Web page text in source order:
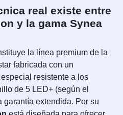
real existe entre
y la gama Synea
la línea premium de la
fabricada con un
resistente a los
de 5 LED+ (según el
garantía extendida. Por su